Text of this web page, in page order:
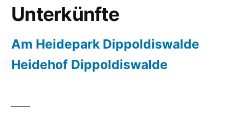
Unterkünfte
Am Heidepark Dippoldiswalde
Heidehof Dippoldiswalde